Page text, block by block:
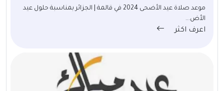
موعد صلاة عيد الأضحى 2024 في قالمة | الجزائر بمناسبة حلول عيد
الأض...
اعرف اكثر